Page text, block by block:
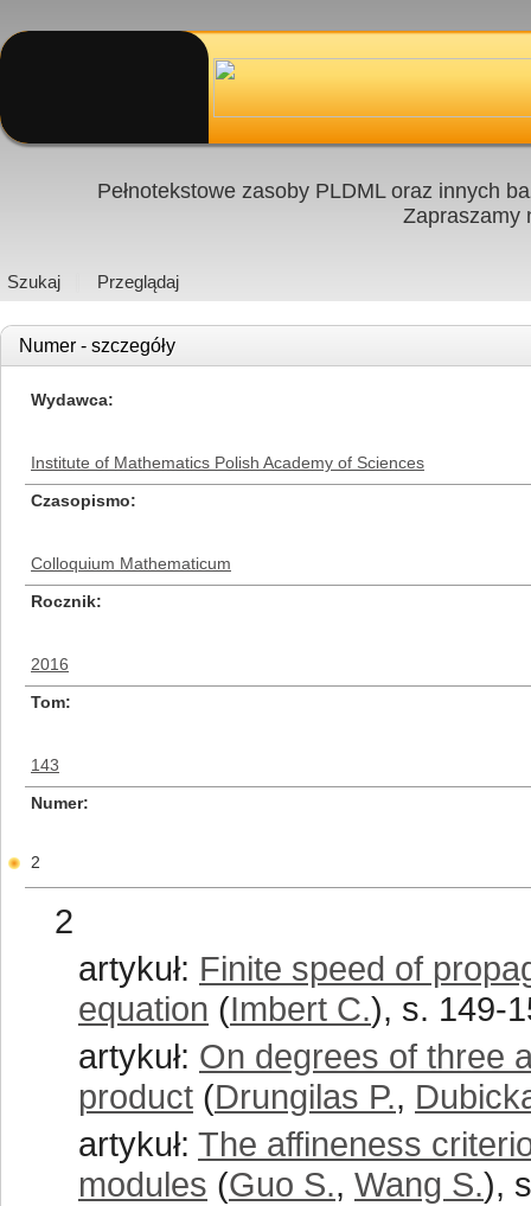
Pełnotekstowe zasoby PLDML oraz innych
Zapraszamy
Szukaj Przeglądaj
Numer - szczegóły
Wydawca
Institute of Mathematics Polish Academy of Sciences
Czasopismo
Colloquium Mathematicum
Rocznik
2016
Tom
143
Numer
2
2
artykuł: Finite speed of
equation (Imbert C.), s. 149-
artykuł: On degrees of three
product (Drungilas P.,
artykuł: The affineness
modules (Guo S., Wang S.),